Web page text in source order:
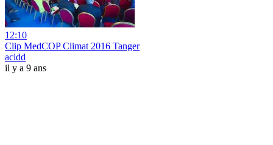
12:10
Clip MedCOP Climat 2016 Tanger
acidd
il y a 9 ans